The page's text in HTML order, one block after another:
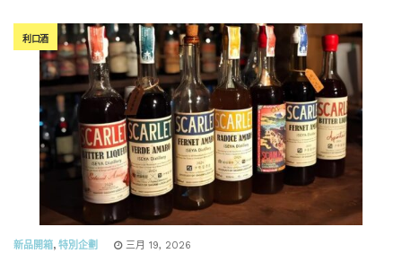
利口酒
新品開箱, 特別企劃 三月 19, 2026